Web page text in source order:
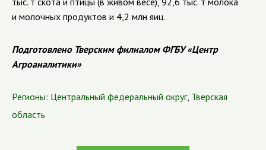
и молочных продуктов и 4,2 млн яиц.
Подготовлено Тверским филиалом ФГБУ «Центр
Агроаналитики»
Регионы: Центральный федеральный округ, Тверская
область